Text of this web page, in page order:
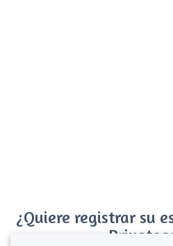
¿Quiere registrar su